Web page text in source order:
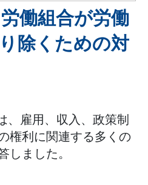
働組合が労働
除くための対
、雇用、収入、政策制
権利に関連する多くの
しました。